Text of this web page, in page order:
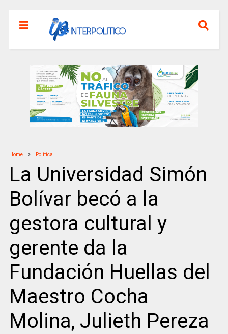
Home Politica
La Universidad Simón
Bolívar becó a la
gestora cultural y
gerente da la
Fundación Huellas del
Maestro Cocha
Molina, Julieth Pereza